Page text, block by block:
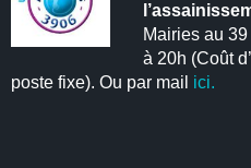
Mairies au
à 20h (Coût
poste fixe). Ou par mail ici.